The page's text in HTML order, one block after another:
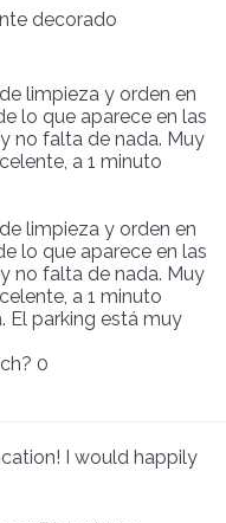
decorado
limpieza y orden en
lo que aparece en las
no falta de nada. Muy
a 1 minuto
limpieza y orden en
lo que aparece en las
no falta de nada. Muy
a 1 minuto
El parking está muy
0
I would happily